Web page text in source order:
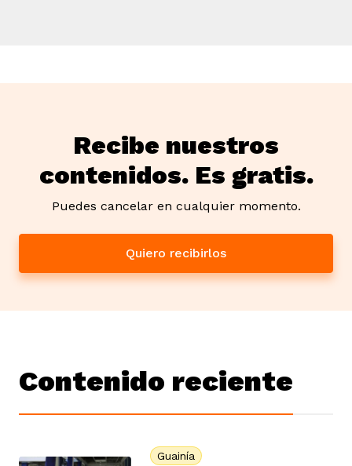
Recibe nuestros
contenidos. Es gratis.
Puedes cancelar en cualquier momento.
Quiero recibirlos
Contenido reciente
Guainía